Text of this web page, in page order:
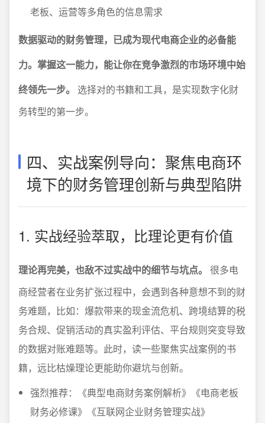
老板、运营等多角色的信息需求
数据驱动的财务管理，已成为现代电商企业的必备能
力。掌握这一能力，能让你在竞争激烈的市场环境中始
终领先一步。
选择对的书籍和工具，是实现数字化财
务转型的第一步。
四、实战案例导向：聚焦电商环
境下的财务管理创新与典型陷阱
1. 实战经验萃取，比理论更有价值
理论再完美，也敌不过实战中的细节与坑点。
很多电
商经营者在业务扩张过程中，会遇到各种意想不到的财
务难题，比如：爆款带来的现金流危机、跨境结算的税
务合规、促销活动的真实盈利评估、平台规则突变导致
的数据对账难题等。此时，读一些聚焦实战案例的书
籍，远比枯燥理论更能助你避坑与创新。
强烈推荐：《典型电商财务案例解析》《电商老板
财务必修课》《互联网企业财务管理实战》